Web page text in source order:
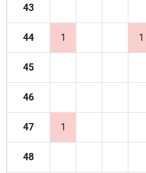
43
44 1 1
45
46
47 1
48